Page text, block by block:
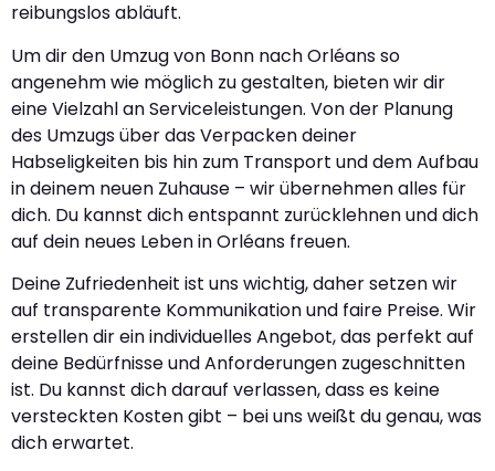
reibungslos abläuft.
Um dir den Umzug von Bonn nach Orléans so
angenehm wie möglich zu gestalten, bieten wir dir
eine Vielzahl an Serviceleistungen. Von der Planung
des Umzugs über das Verpacken deiner
Habseligkeiten bis hin zum Transport und dem Aufbau
in deinem neuen Zuhause – wir übernehmen alles für
dich. Du kannst dich entspannt zurücklehnen und dich
auf dein neues Leben in Orléans freuen.
Deine Zufriedenheit ist uns wichtig, daher setzen wir
auf transparente Kommunikation und faire Preise. Wir
erstellen dir ein individuelles Angebot, das perfekt auf
deine Bedürfnisse und Anforderungen zugeschnitten
ist. Du kannst dich darauf verlassen, dass es keine
versteckten Kosten gibt – bei uns weißt du genau, was
dich erwartet.